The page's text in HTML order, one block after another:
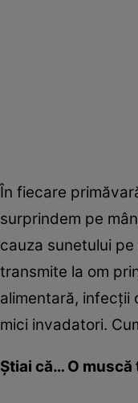
În fiecare
surprindem pe
cauza sunetului
transmite la om
alimentară, infecții
mici invadatori.
Știai că… O